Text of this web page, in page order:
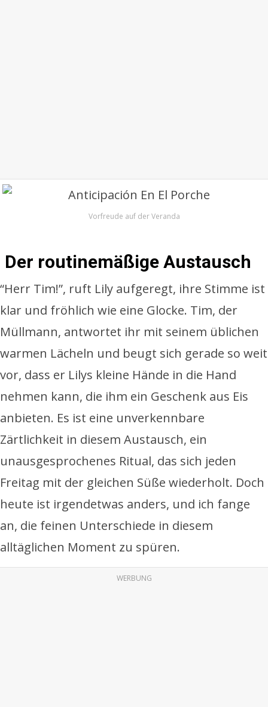
Vorfreude auf der Veranda
Der routinemäßige Austausch
“Herr Tim!”, ruft Lily aufgeregt, ihre Stimme ist
klar und fröhlich wie eine Glocke. Tim, der
Müllmann, antwortet ihr mit seinem üblichen
warmen Lächeln und beugt sich gerade so weit
vor, dass er Lilys kleine Hände in die Hand
nehmen kann, die ihm ein Geschenk aus Eis
anbieten. Es ist eine unverkennbare
Zärtlichkeit in diesem Austausch, ein
unausgesprochenes Ritual, das sich jeden
Freitag mit der gleichen Süße wiederholt. Doch
heute ist irgendetwas anders, und ich fange
an, die feinen Unterschiede in diesem
alltäglichen Moment zu spüren.
WERBUNG